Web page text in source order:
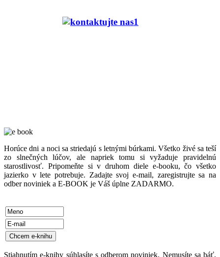
Horúce dni a noci sa striedajú s letnými búrkami. Všetko živé sa teší
zo slnečných lúčov, ale napriek tomu si vyžaduje pravidelnú
starostlivosť. Pripomeňte si v druhom diele e-booku, čo všetko
jazierko v lete potrebuje. Zadajte svoj e-mail, zaregistrujte sa na
odber noviniek a E-BOOK je Váš úplne ZADARMO.
Stiahnutím e-knihy súhlasíte s odberom noviniek. Nemusíte sa báť,